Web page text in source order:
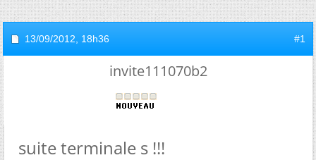
13/09/2012, 18h36 #1
invite111070b2
suite terminale s !!!